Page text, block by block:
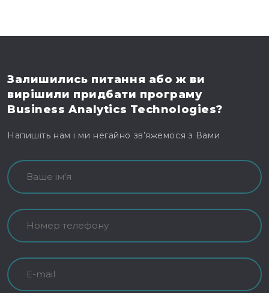
Залишились питання або ж ви
вирішили придбати програму
Business Analytics Technologies?
Напишіть нам і ми негайно зв’яжемося з Вами